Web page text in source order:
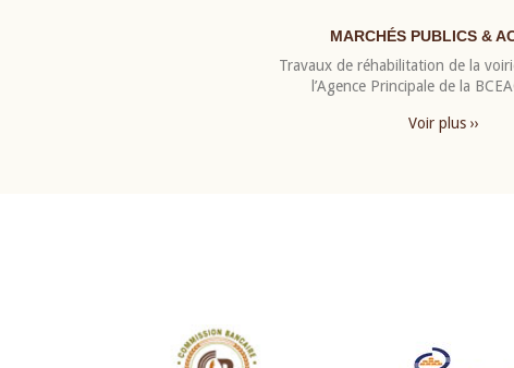
MARCHÉS PUBLICS &
Travaux de réhabilitation de la
l’Agence Principale de la
Voir plus ››